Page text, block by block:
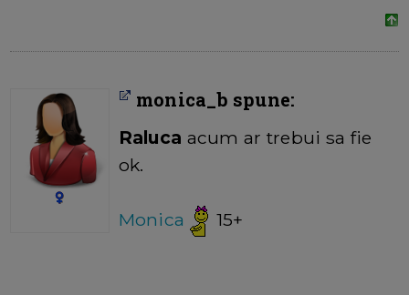
monica_b spune:
Raluca acum ar trebui sa fie
ok.
Monica 15+